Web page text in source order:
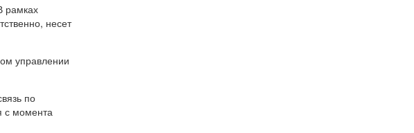
рамках
несет
управлении
по
с момента